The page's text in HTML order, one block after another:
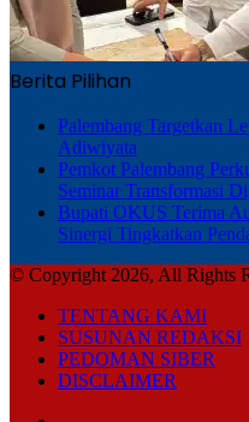
Berita Pilihan
Palembang Targetkan
Adiwiyata
Pemkot Palembang
Seminar Transformasi
Bupati OKUS Terima
Sinergi Tingkatkan
© Copyright 2026, All Rights
TENTANG KAMI
SUSUNAN REDAKSI
PEDOMAN SIBER
DISCLAIMER